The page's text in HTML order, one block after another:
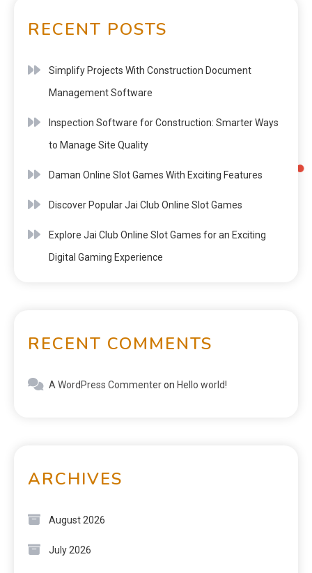
RECENT POSTS
Simplify Projects With Construction Document
Management Software
Inspection Software for Construction: Smarter Ways
to Manage Site Quality
Daman Online Slot Games With Exciting Features
Discover Popular Jai Club Online Slot Games
Explore Jai Club Online Slot Games for an Exciting
Digital Gaming Experience
RECENT COMMENTS
A WordPress Commenteron Hello world!
ARCHIVES
August 2026
July 2026